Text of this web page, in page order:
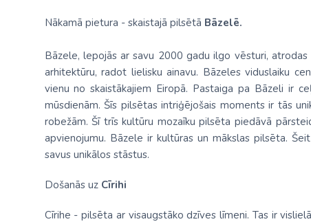
Nākamā pietura - skaistajā pilsētā Bāzelē.
Bāzele, lepojās ar savu 2000 gadu ilgo vēsturi,
arhitektūru, radot lielisku ainavu. Bāzeles viduslaiku
vienu no skaistākajiem Eiropā. Pastaiga pa Bāzeli ir
mūsdienām. Šīs pilsētas intriģējošais moments ir tās
robežām. Šī trīs kultūru mozaīku pilsēta piedāvā
apvienojumu. Bāzele ir kultūras un mākslas pilsēta.
savus unikālos stāstus.
Došanās uz Cīrihi
Cīrihe - pilsēta ar visaugstāko dzīves līmeni. Tas ir